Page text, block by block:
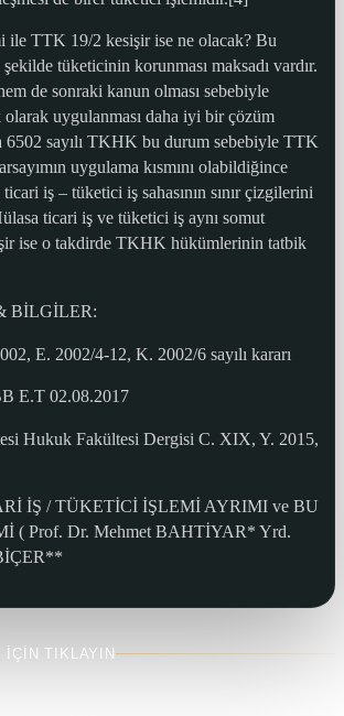
ile TTK 19/2 kesişir ise ne olacak? Bu
tüketicinin korunması maksadı vardır.
de sonraki kanun olması sebebiyle
olarak uygulanması daha iyi bir çözüm
6502 sayılı TKHK bu durum sebebiyle TTK
uygulama kısmını olabildiğince
iş – tüketici iş sahasının sınır çizgilerini
ticari iş ve tüketici iş aynı somut
ise o takdirde TKHK hükümlerinin tatbik
BİLGİLER:
E. 2002/4-12, K. 2002/6 sayılı kararı
E.T 02.08.2017
Hukuk Fakültesi Dergisi C. XIX, Y. 2015,
İŞ / TÜKETİCİ İŞLEMİ AYRIMI ve BU
( Prof. Dr. Mehmet BAHTİYAR* Yrd.
İÇİN TIKLAYIN